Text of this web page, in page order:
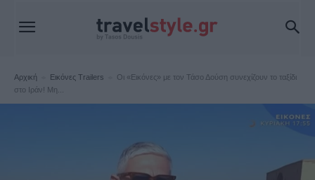
Αρχική Εικόνες Trailers
Οι «Εικόνες» με τον Τάσο Δούση συνεχίζουν το ταξίδι
στο Ιράν! Μη...